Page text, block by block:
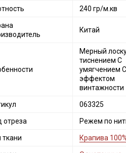
240 гр/м.кв
Китай
Мерный
тиснением С
умягчением С
эффектом
винтажности
063325
отреза Режем по
ткани Крапива